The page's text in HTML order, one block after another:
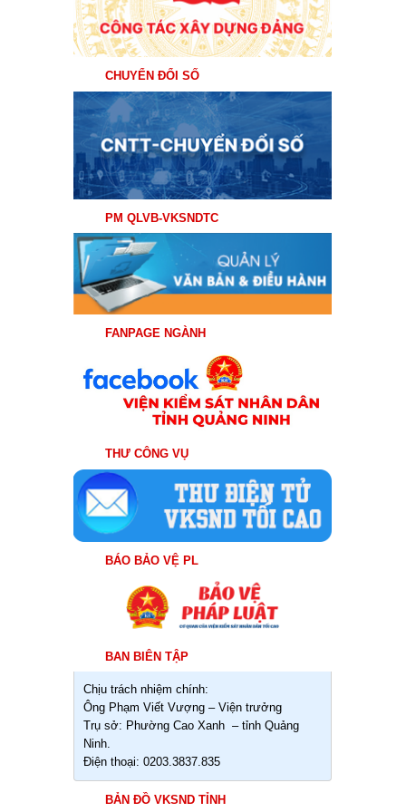
CHUYỂN ĐỔI SỐ
PM QLVB-VKSNDTC
FANPAGE NGÀNH
THƯ CÔNG VỤ
BÁO BẢO VỆ PL
BAN BIÊN TẬP
Chịu trách nhiệm chính:
Ông Phạm Viết Vượng – Viện trưởng
Trụ sở: Phường Cao Xanh – tỉnh Quảng
Ninh.
Điện thoại: 0203.3837.835
BẢN ĐỒ VKSND TỈNH